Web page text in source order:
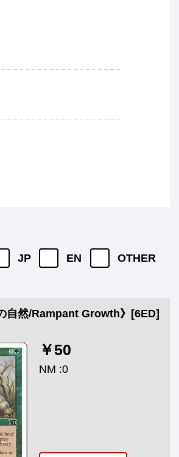
JP EN OTHER
自然/Rampant Growth》[6ED]
￥50
NM :0